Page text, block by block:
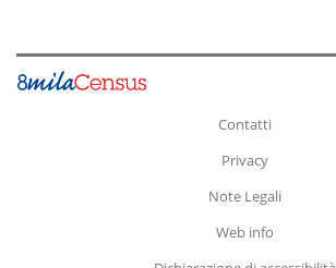
Contatti
Privacy
Note Legali
Web info